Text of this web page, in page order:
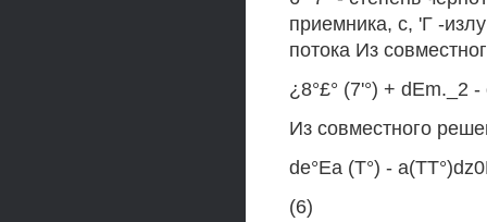
приемника, с, 'Г -
потока Из
¿8°£° (7'°) + dEm._2
Из совместного
de°Ea (Т°) -
(6)